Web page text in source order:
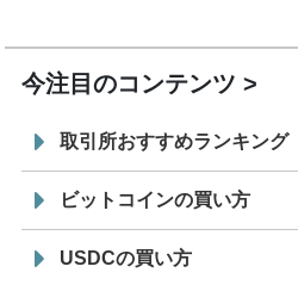
今注目のコンテンツ
取引所おすすめランキング
ビットコインの買い方
USDCの買い方